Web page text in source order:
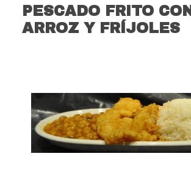
PESCADO FRITO CON
ARROZ Y FRÍJOLES